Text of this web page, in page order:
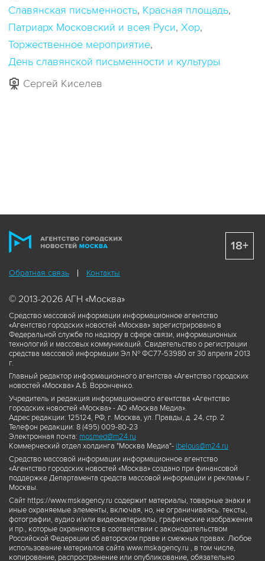
Славянская письменность Красная площадь
Патриарх Московский и всея Руси Хор
Торжественное мероприятие
День славянской письменности и культуры
Сергей Киселев
Обратная связь Контакты
© 2013-2026 АГН «Москва»
Средство массовой информации информационное агентство
«Агентство городских новостей «Москва» зарегистрировано в
Федеральной службе по надзору в сфере связи, информационных
технологий и массовых коммуникаций. Свидетельство о регистрации
средства массовой информации Эл № ФС77-53980 от 30 апреля 2013
г.
Главный редактор информационного агентства «Агентство городских
новостей «Москва» А.Б. Воронченко.
Учредитель и редакция информационного агентства «Агентство
городских новостей «Москва» - АО «Москва Медиа».
Адрес редакции: 125124, РФ, г. Москва, ул. Правды, д. 24, стр. 2
Телефон редакции: 8 (495) 009-80-23
Электронная почта: mosmed@m24.ru
Коммерческий отдел холдинга "Москва Медиа"- ibelous@m24.ru
Средство массовой информации информационное агентство
«Агентство городских новостей «Москва» создано при финансовой
поддержке Департамента средств массовой информации и рекламы г.
Москвы.
Сайт https://www.mskagency.ru содержит материалы, товарные знаки и
иные охраняемые элементы, включая, но, не ограничиваясь: тексты,
фотографии, аудио и/или видеоматериалы, графические изображения
и пр., которые охраняются в соответствии с законодательством
Российской Федерации об авторском праве и смежных правах. Любое
использование материалов сайта www.mskagency.ru , в том числе,
копирование, распространение или опубликование, обязательно
18+